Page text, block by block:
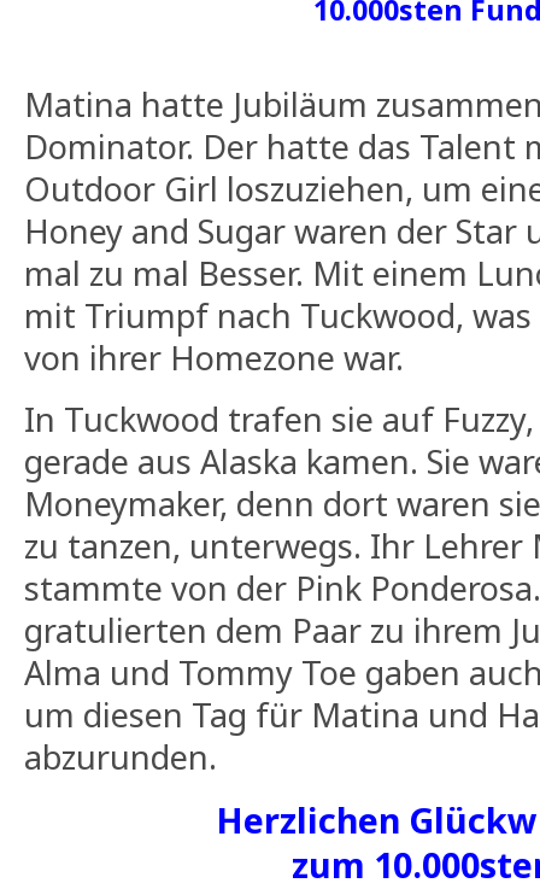
10.000sten
Matina hatte Jubiläum
Dominator. Der hatte das Talent
Outdoor Girl loszuziehen, um
Honey and Sugar waren der Star
mal zu mal Besser. Mit einem
mit Triumpf nach Tuckwood,
von ihrer Homezone war.
In Tuckwood trafen sie auf
gerade aus Alaska kamen. Sie
Moneymaker, denn dort waren
zu tanzen, unterwegs. Ihr Lehrer
stammte von der Pink
gratulierten dem Paar zu ihrem
Alma und Tommy Toe gaben
um diesen Tag für Matina und
abzurunden.
Herzlichen
zum